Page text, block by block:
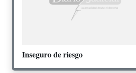
Inseguro de riesgo